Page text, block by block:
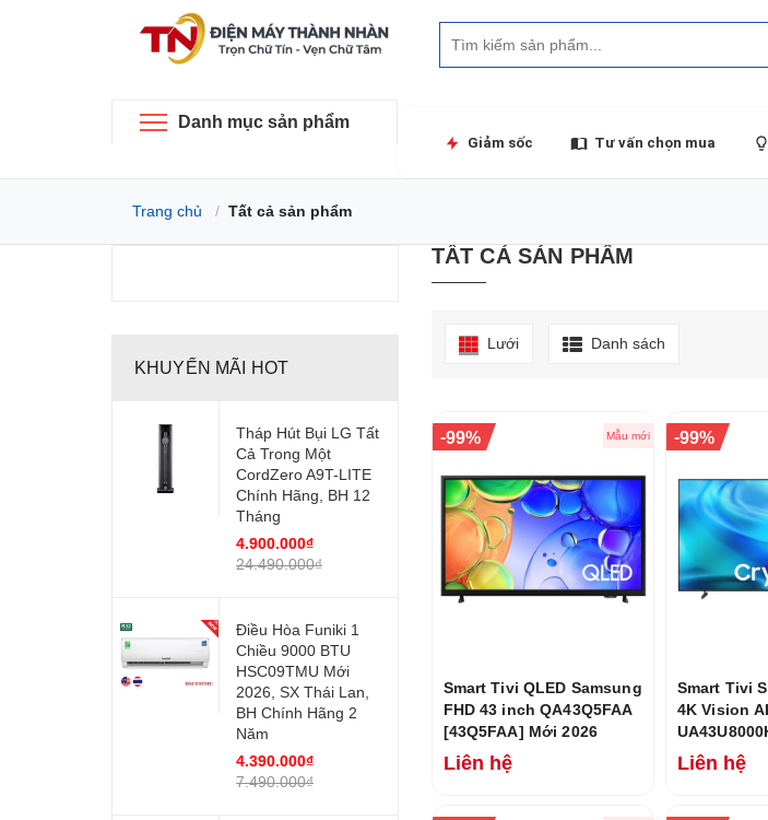
Danh mục sản phẩm
Giảm sốc Tư vấn chọn mua
Trang chủ Tất cả sản phẩm
KHUYẾN MÃI HOT
Tháp Hút Bụi LG Tất
Cả Trong Một
CordZero A9T-LITE
Chính Hãng, BH 12
Tháng
4.900.000₫
24.490.000₫
Điều Hòa Funiki 1
Chiều 9000 BTU
HSC09TMU Mới
2026, SX Thái Lan,
BH Chính Hãng 2
Năm
4.390.000₫
7.490.000₫
TẤT CẢ SẢN PHẨM
Lưới Danh sách
-99% Mẫu mới
Smart Tivi QLED Samsung
FHD 43 inch QA43Q5FAA
[43Q5FAA] Mới 2026
Liên hệ
-99%
Smart Tivi
4K Vision
Mới 2026
Liên hệ